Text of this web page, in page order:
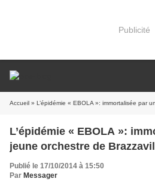
Publicité
Accueil » L’épidémie « EBOLA »: immortalisée par un
L’épidémie « EBOLA »:
jeune orchestre de
Publié le 17/10/2014 à 15:50
Par Messager